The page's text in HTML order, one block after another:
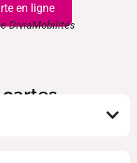
en ligne
DiviaMobilités